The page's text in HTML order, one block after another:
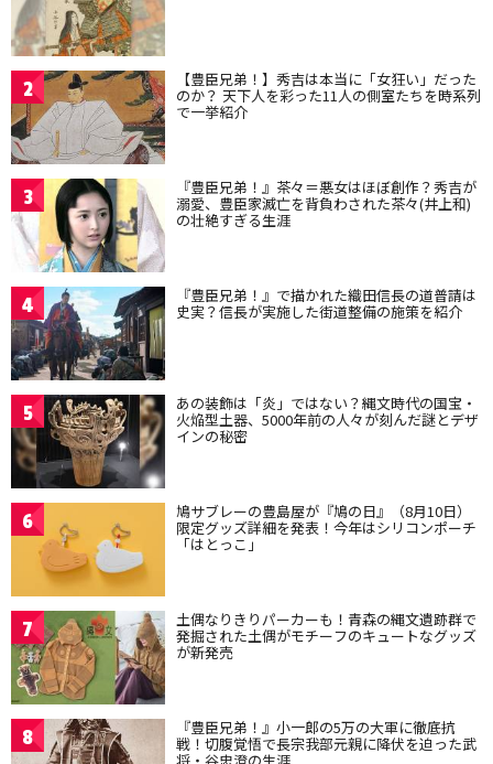
2 【豊臣兄弟！】秀吉は本当に「女狂い」だった
のか？ 天下人を彩った11人の側室たちを時系列
で一挙紹介
3 『豊臣兄弟！』茶々＝悪女はほぼ創作？秀吉が
溺愛、豊臣家滅亡を背負わされた茶々(井上和)
の壮絶すぎる生涯
4 『豊臣兄弟！』で描かれた織田信長の道普請は
史実？信長が実施した街道整備の施策を紹介
5 あの装飾は「炎」ではない？縄文時代の国宝・
火焔型土器、5000年前の人々が刻んだ謎とデザ
インの秘密
6 鳩サブレーの豊島屋が『鳩の日』（8月10日）
限定グッズ詳細を発表！今年はシリコンポーチ
「はとっこ」
7 土偶なりきりパーカーも！青森の縄文遺跡群で
発掘された土偶がモチーフのキュートなグッズ
が新発売
8 『豊臣兄弟！』小一郎の5万の大軍に徹底抗
戦！切腹覚悟で長宗我部元親に降伏を迫った武